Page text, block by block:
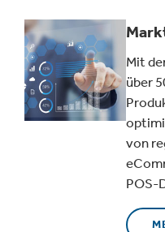
Mit
über
von
POS-